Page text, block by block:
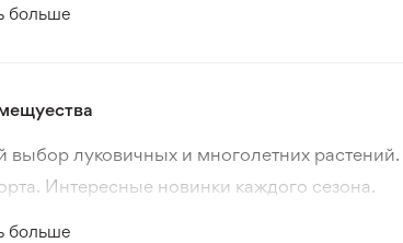
больше
луковичных и многолетних растений.
Интересные новинки каждого сезона.
сортов. Совпадение фотографии товара
больше